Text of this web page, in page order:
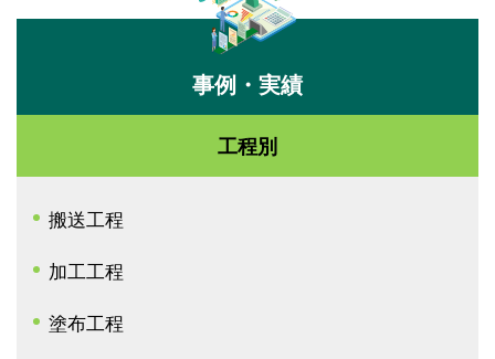
事例・実績
工程別
搬送工程
加工工程
塗布工程